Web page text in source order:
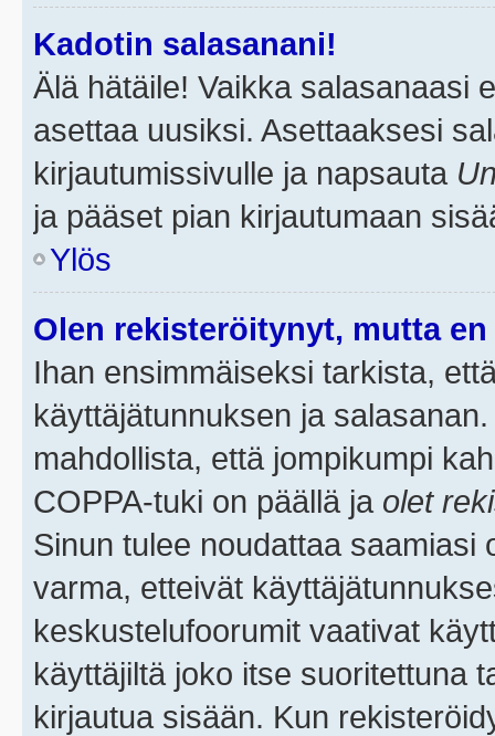
Kadotin salasanani!
Älä hätäile! Vaikka salasanaasi
asettaa uusiksi. Asettaaksesi
kirjautumissivulle ja napsauta
ja pääset pian kirjautumaan
Ylös
Olen rekisteröitynyt, mutta
Ihan ensimmäiseksi tarkista,
käyttäjätunnuksen ja
mahdollista, että jompikumpi
COPPA-tuki on päällä ja olet
Sinun tulee noudattaa saamiasi
varma, etteivät
keskustelufoorumit vaativat
käyttäjiltä joko itse suoritettuna
kirjautua sisään. Kun